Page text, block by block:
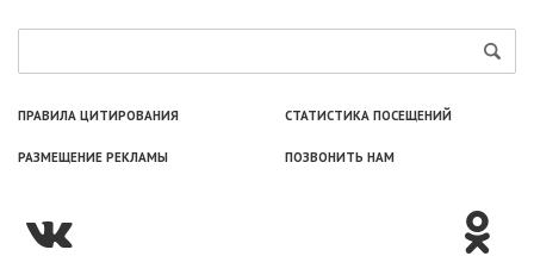
ПРАВИЛА ЦИТИРОВАНИЯ СТАТИСТИКА ПОСЕЩЕНИЙ
РАЗМЕЩЕНИЕ РЕКЛАМЫ ПОЗВОНИТЬ НАМ